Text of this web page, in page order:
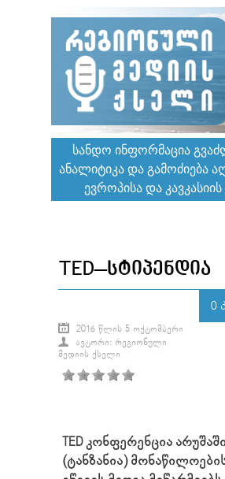
ᲡᲐᲜᲓᲝ ᲘᲜᲤᲝᲠᲛᲐᲪᲘᲐ
ᲐᲜᲐᲚᲘᲢᲘᲙᲐ ᲓᲐ ᲒᲐᲛᲝᲫᲘᲔᲑᲐ
ᲔᲕᲠᲝᲞᲘᲡᲐ ᲓᲐ ᲙᲐᲕᲙᲐᲡᲘᲘᲡ
TED–ᲡᲢᲘᲞᲔᲜᲓᲘᲐ
0
2016 ᲬᲚᲘᲡ 5 ᲝᲥᲢᲝᲛᲑᲔᲠᲘ
ᲐᲕᲢᲝᲠᲘ: ᲠᲔᲒᲘᲝᲜᲣᲚᲘ
ᲛᲔᲓᲘᲘᲡ ᲥᲡᲔᲚᲘ
TEDკონფერენცია
(ტანზანია)